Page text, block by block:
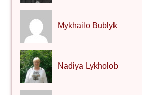
Mykhailo Bublyk
Nadiya Lykholob